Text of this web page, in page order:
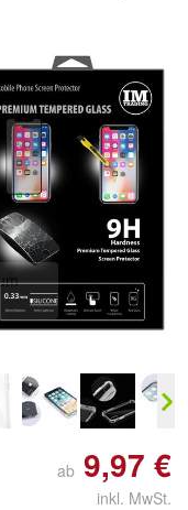
ab 9,97 €
inkl. MwSt.